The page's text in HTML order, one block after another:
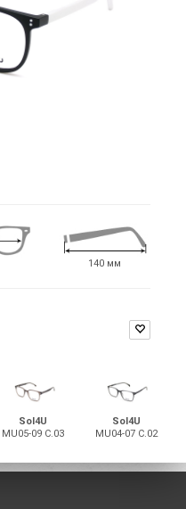
140 мм
Sol4U
MU05-09 C.03
Sol4U
MU04-07 C.02